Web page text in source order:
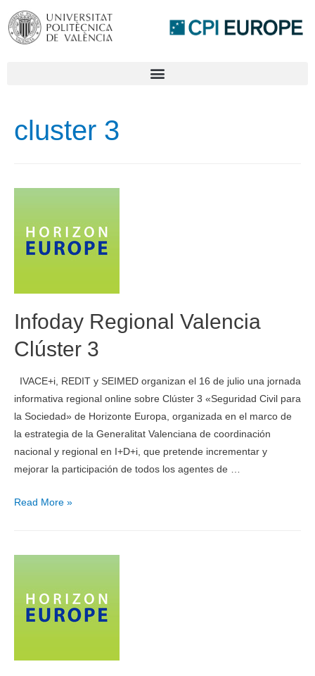
cluster 3
Infoday Regional Valencia
Clúster 3
IVACE+i, REDIT y SEIMED organizan el 16 de julio una jornada
informativa regional online sobre Clúster 3 «Seguridad Civil para
la Sociedad» de Horizonte Europa, organizada en el marco de
la estrategia de la Generalitat Valenciana de coordinación
nacional y regional en I+D+i, que pretende incrementar y
mejorar la participación de todos los agentes de …
Read More »